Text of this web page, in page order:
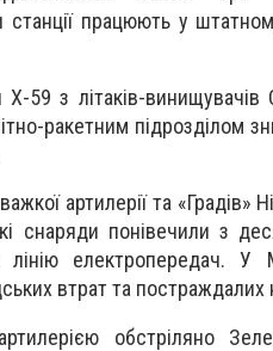
станції працюють у
59 з літаків-винищувачів
ракетним підрозділом
артилерії та «Градів»
снаряди понівечили з
електропередач. У
втрат та постраждалих
обстріляно